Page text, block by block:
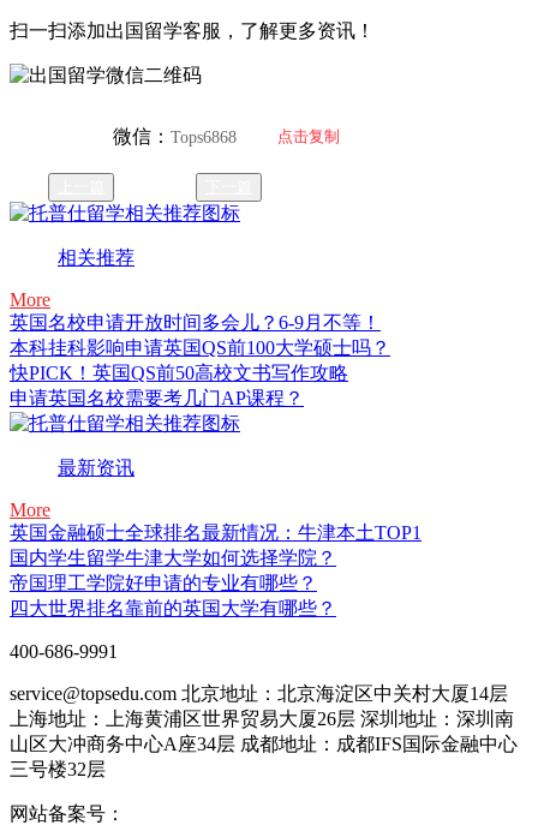
扫一扫添加出国留学客服，了解更多资讯！
微信：Tops6868 点击复制
相关推荐
More
英国名校申请开放时间多会儿？6-9月不等！
本科挂科影响申请英国QS前100大学硕士吗？
快PICK！英国QS前50高校文书写作攻略
申请英国名校需要考几门AP课程？
最新资讯
More
英国金融硕士全球排名最新情况：牛津本土TOP1
国内学生留学牛津大学如何选择学院？
帝国理工学院好申请的专业有哪些？
四大世界排名靠前的英国大学有哪些？
400-686-9991
service@topsedu.com 北京地址：北京海淀区中关村大厦14层
上海地址：上海黄浦区世界贸易大厦26层 深圳地址：深圳南
山区大冲商务中心A座34层 成都地址：成都IFS国际金融中心
三号楼32层
网站备案号：